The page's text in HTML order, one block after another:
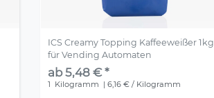
ICS Creamy Topping Kaffeeweißer 1kg
für Vending Automaten
ab 5,48 € *
1 Kilogramm | 6,16 € / Kilogramm